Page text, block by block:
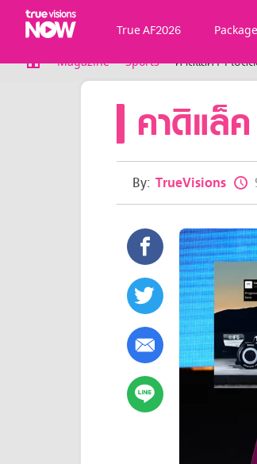
True AF2026
True AF2026
Packages
NOW SPORTS
NOW BUNDLES
NOW Muay Thai
All TrueVisions Now Packages
TrueVisions Privileges
Package for Business
Find participating stores
Magazine Sports คาดิแล็ค F1 เปิด
คาดิแล็ค
By: TrueVisions